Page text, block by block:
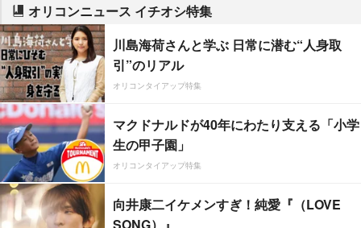
オリコンニュース イチオシ特集
川島海荷さんと学ぶ 日常に潜む“人身取
引”のリアル
オリコンタイアップ特集
マクドナルドが40年にわたり支える「小学
生の甲子園」
オリコンタイアップ特集
向井康二イケメンすぎ！純愛『（LOVE